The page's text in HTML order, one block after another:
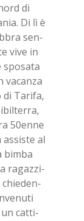
di
Di lì è
sen­
vive in
spo­sa­ta
va­can­za
di Ta­ri­fa,
50en­ne
al
bim­ba
ra­gaz­zi­
chie­den­
un cat­ti­